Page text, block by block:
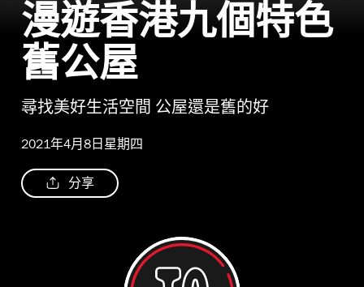
Photograph: Shutterstock
漫遊香港九個特色
舊公屋
尋找美好生活空間 公屋還是舊的好
2021年4月8日星期四
分享